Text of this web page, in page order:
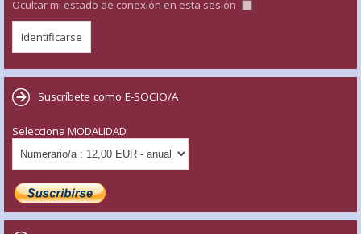
Ocultar mi estado de conexión en esta sesión
Suscríbete como E-SOCIO/A
Selecciona MODALIDAD